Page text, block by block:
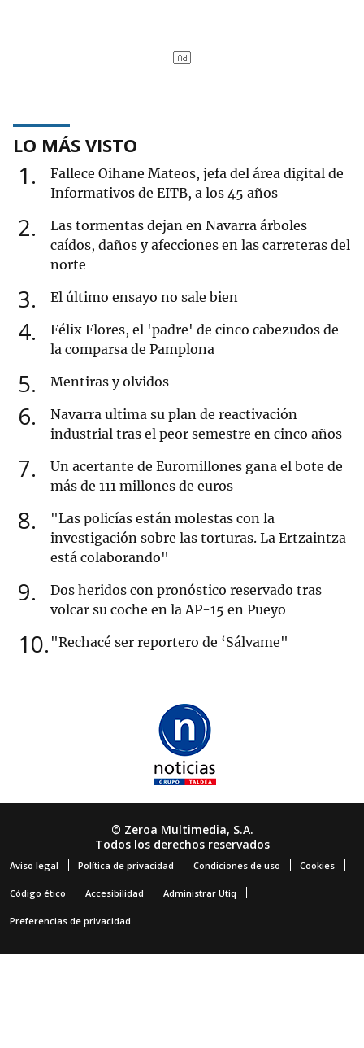
LO MÁS VISTO
1
Fallece Oihane Mateos, jefa del área digital de
Informativos de EITB, a los 45 años
2
Las tormentas dejan en Navarra árboles
caídos, daños y afecciones en las carreteras del
norte
3 El último ensayo no sale bien
4
Félix Flores, el 'padre' de cinco cabezudos de
la comparsa de Pamplona
5 Mentiras y olvidos
6
Navarra ultima su plan de reactivación
industrial tras el peor semestre en cinco años
7
Un acertante de Euromillones gana el bote de
más de 111 millones de euros
8
"Las policías están molestas con la
investigación sobre las torturas. La Ertzaintza
está colaborando"
9
Dos heridos con pronóstico reservado tras
volcar su coche en la AP-15 en Pueyo
10 "Rechacé ser reportero de ‘Sálvame"
© Zeroa Multimedia, S.A.
Todos los derechos reservados
Aviso legal Política de privacidad Condiciones de uso Cookies
Código ético Accesibilidad Administrar Utiq
Preferencias de privacidad